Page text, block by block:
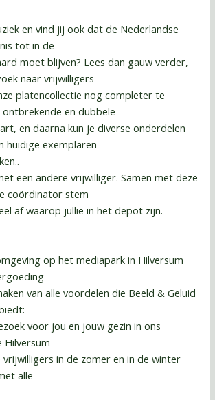
en vind jij ook dat de Nederlandse
tot in de
moet blijven? Lees dan gauw verder,
naar vrijwilligers
platencollectie nog completer te
ontbrekende en dubbele
en daarna kun je diverse onderdelen
huidige exemplaren
een andere vrijwilliger. Samen met deze
coördinator stem
af waarop jullie in het depot zijn.
op het mediapark in Hilversum
van alle voordelen die Beeld & Geluid
voor jou en jouw gezin in ons
Hilversum
vrijwilligers in de zomer en in de winter
alle